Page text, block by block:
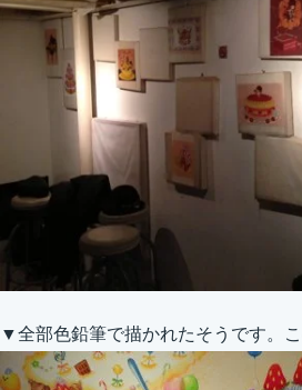
▼全部色鉛筆で描かれたそうです。こ